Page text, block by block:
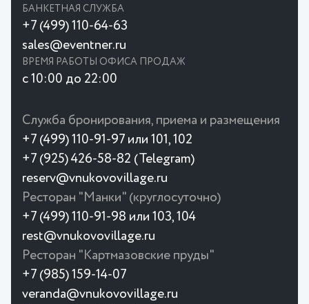
БАНКЕТНАЯ СЛУЖБА
+7 (499) 110-64-63
sales@eventner.ru
ВРЕМЯ РАБОТЫ ОФИСА ПРОДАЖ
с 10:00 до 22:00
Служба бронирования, приема и размещения
+7 (499) 110-91-97 или 101, 102
+7 (925) 426-58-82 (Telegram)
reserv@vnukovovillage.ru
Ресторан "Манки" (круглосуточно)
+7 (499) 110-91-98 или 103, 104
rest@vnukovovillage.ru
Ресторан "Картмазовские пруды"
+7 (985) 159-14-07
veranda@vnukovovillage.ru